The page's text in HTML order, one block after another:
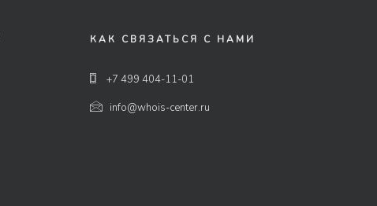
КАК СВЯЗАТЬСЯ С НАМИ
+7 499 404-11-01
info@whois-center.ru